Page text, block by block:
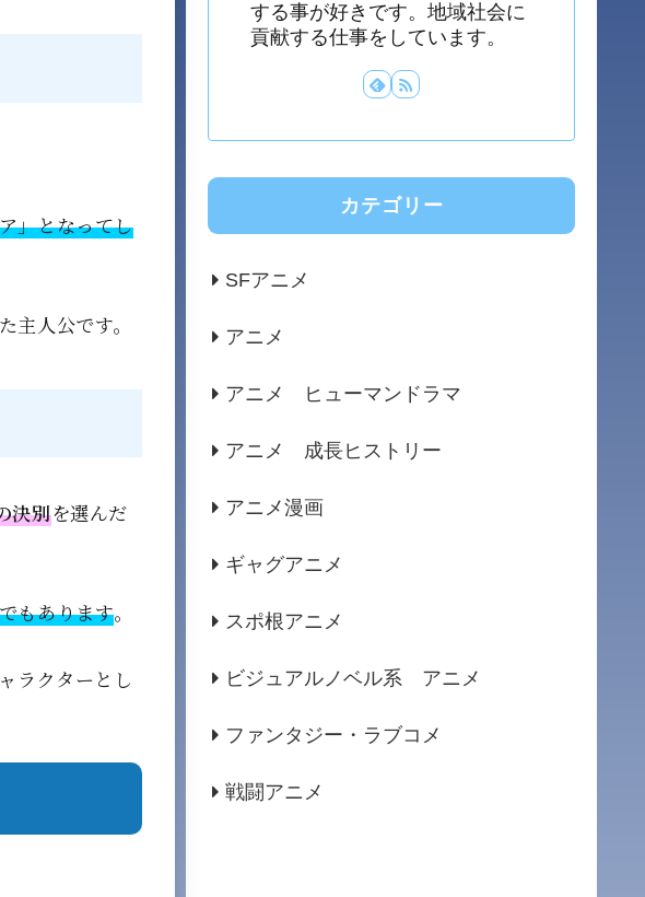
」となってし
人公です。
決別を選んだ
もあります。
ラクターとし
する事が好きです。地域社会に
貢献する仕事をしています。
カテゴリー
SFアニメ
アニメ
アニメ ヒューマンドラマ
アニメ 成長ヒストリー
アニメ漫画
ギャグアニメ
スポ根アニメ
ビジュアルノベル系 アニメ
ファンタジー・ラブコメ
戦闘アニメ